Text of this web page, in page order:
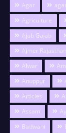
Agar
Agriculture
Ajab Gajab
Ajmer Rajasthan
Alwar
Anuppur
Articles
Assam
Badwani